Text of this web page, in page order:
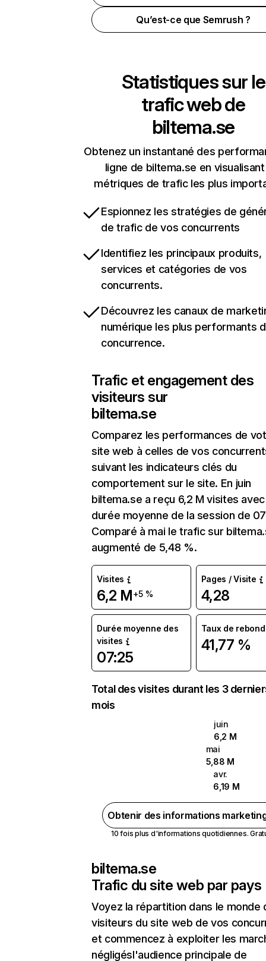
Qu’est-ce que Semrush ?
Statistiques sur le
trafic web de
biltema.se
Obtenez un instantané des
ligne de biltema.se en
métriques de trafic les plus
Espionnez les stratégies de
de trafic de vos concurrents
Identifiez les principaux produits,
services et catégories de vos
concurrents.
Découvrez les canaux de
numérique les plus performants
concurrence.
Trafic et engagement des
visiteurs sur
biltema.se
Comparez les performances de
site web à celles de vos
suivant les indicateurs clés du
comportement sur le site. En juin
biltema.se a reçu 6,2 M visites
durée moyenne de la session de
Comparé à mai le trafic sur
augmenté de 5,48 %.
Visites
6,2 M+5 %
Pages / Visite
4,28
Durée moyenne des
visites
07:25
Taux de rebond
41,77 %
Total des visites durant les 3
mois
juin
6,2 M
mai
5,88 M
avr.
6,19 M
Obtenir des informations
10 fois plus d'informations quotidiennes.
biltema.se
Trafic du site web par pays
Voyez la répartition dans le monde
visiteurs du site web de vos
et commencez à exploiter les
négligésl'audience principale de